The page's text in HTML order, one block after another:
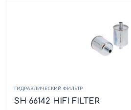
ГИДРАВЛИЧЕСКИЙ ФИЛЬТР
SH 66142 HIFI FILTER